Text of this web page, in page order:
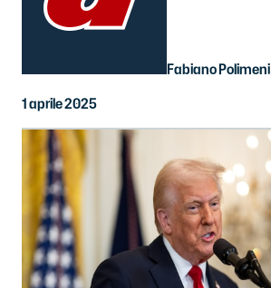
Fabiano Polimeni
1 aprile 2025